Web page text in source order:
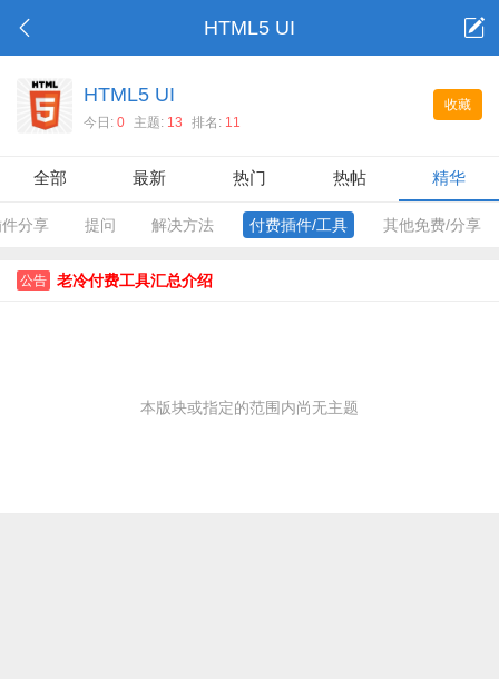
HTML5 UI
收藏
HTML5 UI
今日: 0 主题: 13 排名: 11
全部 最新 热门 热帖 精华
分享 提问 解决方法 付费插件/工具 其他免费/分享
公告 老冷付费工具汇总介绍
本版块或指定的范围内尚无主题